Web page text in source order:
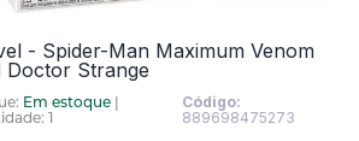
- Spider-Man Maximum Venom
Doctor Strange
Em estoque |
1
Código:
889698475273